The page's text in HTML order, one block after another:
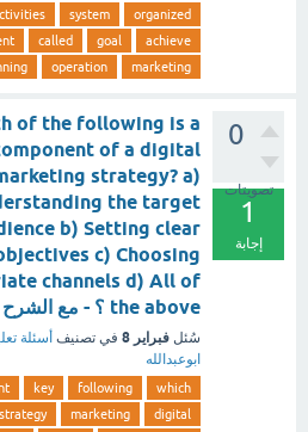
organized
system
achieve
goal
called
marketing
operation
0
تصويتات
1
إجابة
of the following is a
of a digital
strategy? a)
the target
b) Setting clear
c) Choosing
channels d) All of
the above ؟ - مع الشرح
سُئل فبراير 8 في تصنيف أسئلة
ابوعبدالله
which
following
key
digital
marketing
strategy